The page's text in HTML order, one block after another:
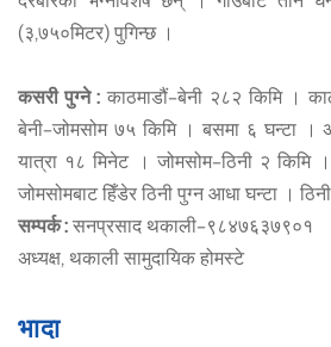
(३,७५०मिटर) पुगिन्छ ।
कसरी पुग्ने :काठमाडौं–बेनी २८२ किमि ।
बेनी–जोमसोम ७५ किमि । बसमा ६ घन्टा ।
यात्रा १८ मिनेट । जोमसोम–ठिनी २ किमि
जोमसोमबाट हिँडेर ठिनी पुग्न आधा घन्टा ।
सम्पर्क :सनप्रसाद थकाली–९८४७६३७९०१
अध्यक्ष, थकाली सामुदायिक होमस्टे
भादा